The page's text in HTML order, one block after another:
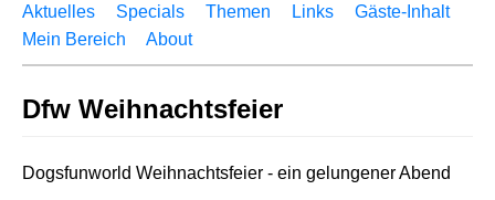
Aktuelles Specials Themen Links
Gäste-Inhalt
Mein Bereich
About
Dfw Weihnachtsfeier
Dogsfunworld Weihnachtsfeier - ein gelungener Abend